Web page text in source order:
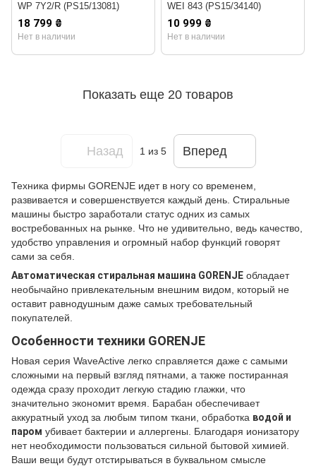
WP 7Y2/R (PS15/13081)
18 799 ₴
Нет в наличии
WEI 843 (PS15/34140)
10 999 ₴
Нет в наличии
Показать еще 20 товаров
Назад 1 из 5 Вперед
Техника фирмы GORENJE идет в ногу со временем,
развивается и совершенствуется каждый день. Стиральные
машины быстро заработали статус одних из самых
востребованных на рынке. Что не удивительно, ведь качество,
удобство управления и огромный набор функций говорят
сами за себя.
Автоматическая стиральная машина GORENJE обладает
необычайно привлекательным внешним видом, который не
оставит равнодушным даже самых требовательный
покупателей.
Особенности техники GORENJE
Новая серия WaveActive легко справляется даже с самыми
сложными на первый взгляд пятнами, а также постиранная
одежда сразу проходит легкую стадию глажки, что
значительно экономит время. Барабан обеспечивает
аккуратный уход за любым типом ткани, обработка водой и
паром убивает бактерии и аллергены. Благодаря ионизатору
нет необходимости пользоваться сильной бытовой химией.
Ваши вещи будут отстирываться в буквальном смысле